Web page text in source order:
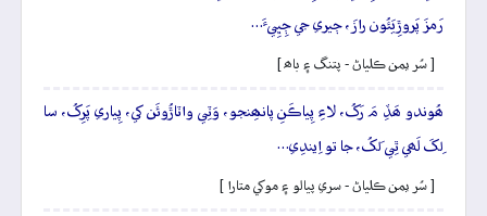
رَمزَ پَروڙِيَئُون رازَ، ڄيري جي ڄِڀِيءَ…
[ سُر يمن ڪلياڻ - پتنگ ۽ باھ ]
ھُوندو ھَڏِ مَ رَکُ، لاءِ پِياڪَنِ پانھِنجو، وَٽِي واٽاڙُوئَن کي، پِياري پَرِکُ، سا
لِکَ لَھي ٿِي لَکُ، جا تو اِيندِي…
[ سُر يمن ڪلياڻ - سري پيالو ۽ موکي متارا ]